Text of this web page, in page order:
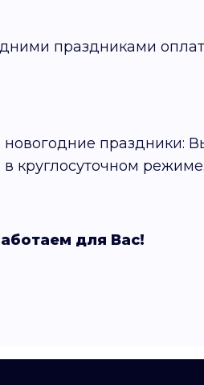
праздниками
праздники:
круглосуточном режиме.
для Вас!